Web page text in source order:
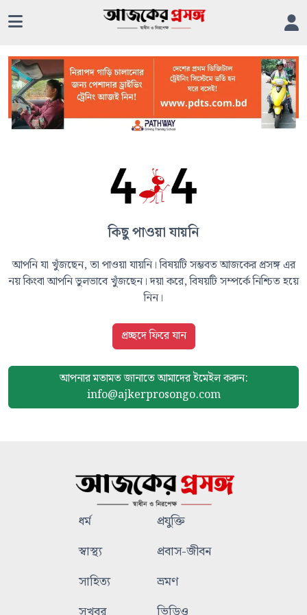
কিছু পাওয়া যায়নি
আপনি যা খুঁজছেন, তা পাওয়া যায়নি। বিষয়টি সম্ভবত আজকের প্রসঙ্গ এর
নয় কিংবা আপনি ভুলভাবে খুঁজছেন। দয়া করে, বিষয়টি সম্পর্কে নিশ্চিত হয়ে
নিন।
প্রচ্ছদে ফিরে যান
আপনার মতামত জানাতে আমাদেরইমেইল করুন:
info@ajkerprosongo.com
ধর্ম
প্রযুক্তি
স্বাস্থ্য
প্রবাস-জীবন
সাহিত্য
ভ্রমণ